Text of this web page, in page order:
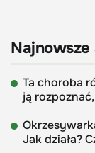
Ta choroba
ją
Jak działa?